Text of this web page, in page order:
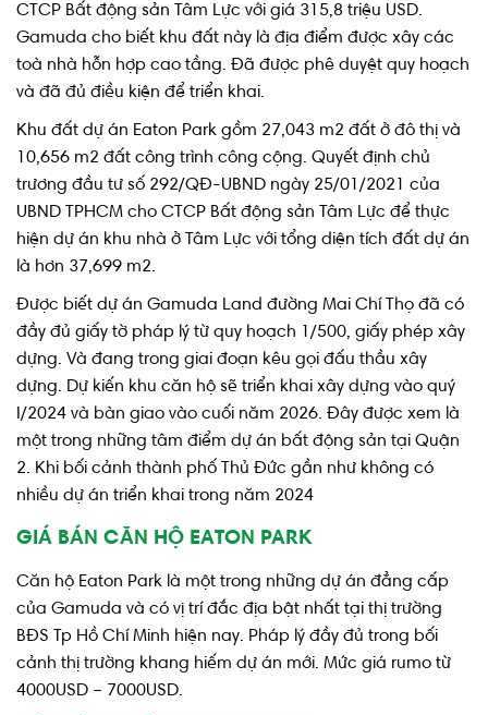
CTCP Bất động sản Tâm Lực với giá 315,8 triệu USD.
Gamuda cho biết khu đất này là địa điểm được xây các
toà nhà hỗn hợp cao tầng. Đã được phê duyệt quy hoạch
và đã đủ điều kiện để triển khai.
Khu đất dự án Eaton Park gồm 27,043 m2 đất ở đô thị và
10,656 m2 đất công trình công cộng. Quyết định chủ
trương đầu tư số 292/QĐ-UBND ngày 25/01/2021 của
UBND TPHCM cho CTCP Bất động sản Tâm Lực để thực
hiện dự án khu nhà ở Tâm Lực với tổng diện tích đất dự án
là hơn 37,699 m2.
Được biết dự án Gamuda Land đường Mai Chí Thọ đã có
đầy đủ giấy tờ pháp lý từ quy hoạch 1/500, giấy phép xây
dựng. Và đang trong giai đoạn kêu gọi đấu thầu xây
dựng. Dự kiến khu căn hộ sẽ triển khai xây dựng vào quý
I/2024 và bàn giao vào cuối năm 2026. Đây được xem là
một trong những tâm điểm dự án bất động sản tại Quận
2. Khi bối cảnh thành phố Thủ Đức gần như không có
nhiều dự án triển khai trong năm 2024
GIÁ BÁN CĂN HỘ EATON PARK
Căn hộ Eaton Park là một trong những dự án đẳng cấp
của Gamuda và có vị trí đắc địa bật nhất tại thị trường
BĐS Tp Hồ Chí Minh hiện nay. Pháp lý đầy đủ trong bối
cảnh thị trường khang hiếm dự án mới. Mức giá rumo từ
4000USD – 7000USD.